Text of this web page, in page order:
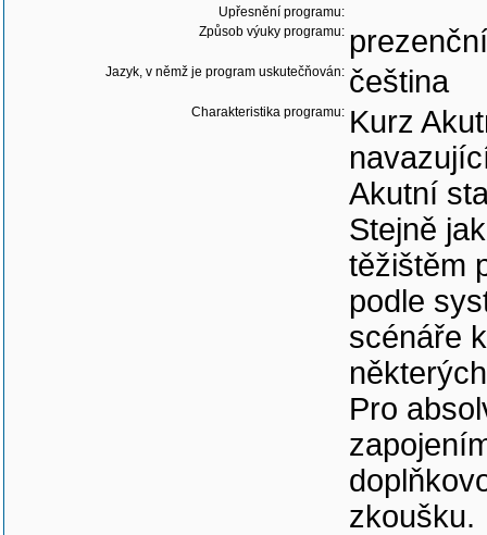
Upřesnění programu:
Způsob výuky programu: prezenční
Jazyk, v němž je program uskutečňován: čeština
Charakteristika programu: Kurz
Akutní
Stejně
těžištěm
podle
scénáře
Pro
zkoušku.